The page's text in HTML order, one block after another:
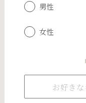
男性
女性